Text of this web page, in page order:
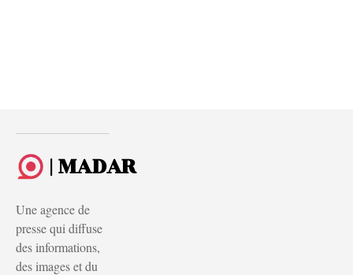
| MADAR
Une agence de
presse qui diffuse
des informations,
des images et du